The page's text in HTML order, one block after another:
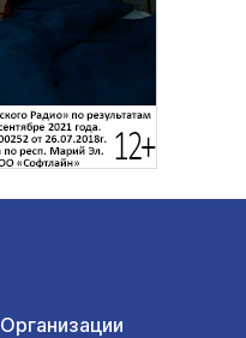
Организации